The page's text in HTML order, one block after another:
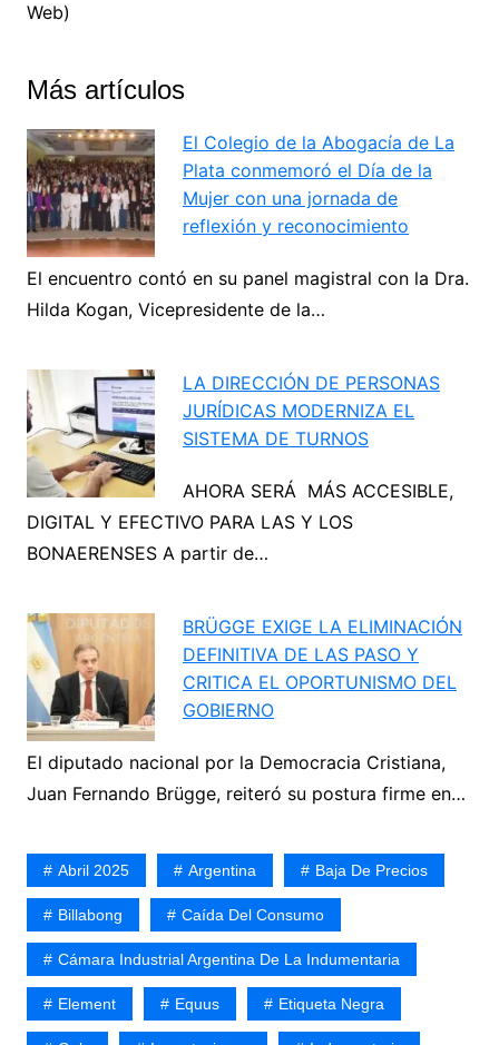
Web)
Más artículos
El Colegio de la Abogacía de La
Plata conmemoró el Día de la
Mujer con una jornada de
reflexión y reconocimiento
El encuentro contó en su panel magistral con la Dra.
Hilda Kogan, Vicepresidente de la…
LA DIRECCIÓN DE PERSONAS
JURÍDICAS MODERNIZA EL
SISTEMA DE TURNOS
AHORA SERÁ MÁS ACCESIBLE,
DIGITAL Y EFECTIVO PARA LAS Y LOS
BONAERENSES A partir de…
BRÜGGE EXIGE LA ELIMINACIÓN
DEFINITIVA DE LAS PASO Y
CRITICA EL OPORTUNISMO DEL
GOBIERNO
El diputado nacional por la Democracia Cristiana,
Juan Fernando Brügge, reiteró su postura firme en…
Abril 2025 Argentina Baja De Precios
Billabong Caída Del Consumo
Cámara Industrial Argentina De La Indumentaria
Element Equus Etiqueta Negra